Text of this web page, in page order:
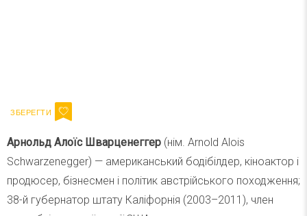
Арнольд Алоїс Шварценеггер (нім. Arnold Alois
Schwarzenegger) — американський бодібілдер, кіноактор і
продюсер, бізнесмен і політик австрійського походження;
38-й губернатор штату Каліфорнія (2003–2011), член